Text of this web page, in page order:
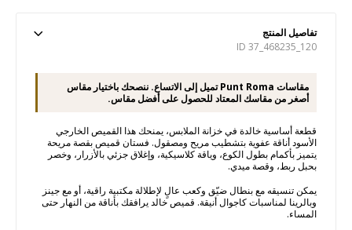
تفاصيل المنتج
ID 37_468235_120
مقاسات Punt Roma تميل إلى الاتساع. ننصحك باختيار مقاس
أصغر من مقاسك المعتاد للحصول على أفضل مقاس.
قطعة أساسية خالدة في خزانة الملابس، يمنحك هذا القميص الخارجي
الأسود أناقة عفوية بتشطيب مريح ومصقول. فستان قميص بقصة مريحة
يتميز بأكمام بطول الكوع، وياقة كلاسيكية، وإغلاق جزئي بالأزرار، وخصر
بحبل ربط، وقصة ميدي.
يمكن تنسيقه مع بنطال ضيّق وكعب عالٍ لإطلالة مكتبية راقية، أو مع جينز
وبالرينا لمناسبات كاجوال أنيقة. قميص خالد يرافقك بأناقة من النهار حتى
المساء.